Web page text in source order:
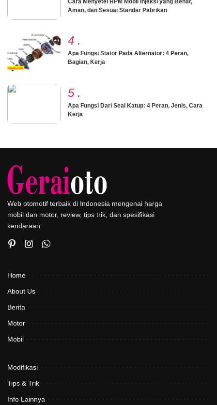
Aman, dan Sesuai Standar Pabrikan
4 .
Apa Fungsi Stator Pada Alternator: 4 Peran,
Bagian, Kerja
5 .
Apa Fungsi Dari Seal Katup: 4 Peran, Jenis, Cara
Kerja
Web otomotif terbaik di Indonesia mengenai harga
mobil dan motor, review, tips trik, dan spesifikasi
kendaraan
Home
About Us
Berita
Motor
Mobil
Modifikasi
Tips & Trik
Info Lainnya